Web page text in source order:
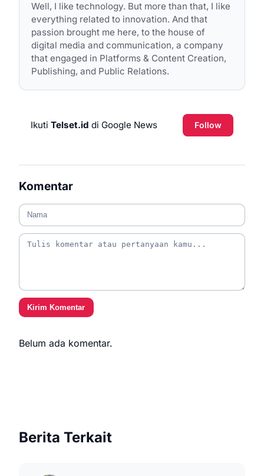
Well, I like technology. But more than that, I like
everything related to innovation. And that
passion brought me here, to the house of
digital media and communication, a company
that engaged in Platforms & Content Creation,
Publishing, and Public Relations.
Ikuti Telset.id di Google News Follow
Komentar
Kirim Komentar
Belum ada komentar.
Berita Terkait